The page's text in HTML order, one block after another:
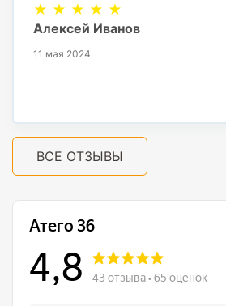
★ ★ ★ ★ ★
Алексей Иванов
11 мая 2024
ВСЕ ОТЗЫВЫ